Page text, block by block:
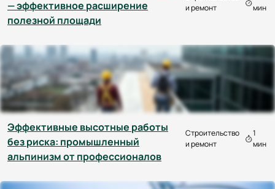
— эффективное расширение
полезной площади
и ремонт
мин
Эффективные высотные работы
без риска: промышленный
альпинизм от профессионалов
Строительство
и ремонт
1
мин